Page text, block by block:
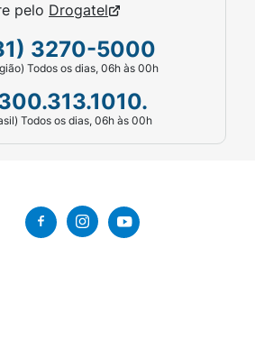
pelo Drogatel
3270-5000
Todos os dias, 06h às 00h
Todos os dias, 06h às 00h